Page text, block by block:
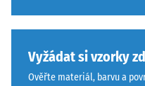
Vyžádat si vzorky
Ověřte materiál, barvu a